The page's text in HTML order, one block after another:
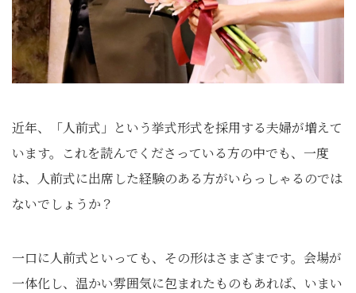
近年、「人前式」という挙式形式を採用する夫婦が増えて
います。これを読んでくださっている方の中でも、一度
は、人前式に出席した経験のある方がいらっしゃるのでは
ないでしょうか？
一口に人前式といっても、その形はさまざまです。会場が
一体化し、温かい雰囲気に包まれたものもあれば、いまい